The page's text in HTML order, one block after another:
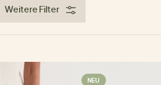
Weitere Filter
NEU